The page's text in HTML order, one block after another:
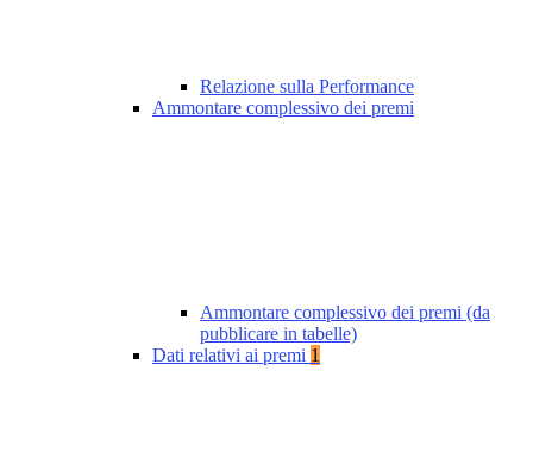
Relazione sulla Performance
Ammontare complessivo dei premi
Ammontare complessivo dei premi (da
pubblicare in tabelle)
Dati relativi ai premi 1